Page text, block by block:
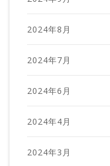
2024年8月
2024年7月
2024年6月
2024年4月
2024年3月